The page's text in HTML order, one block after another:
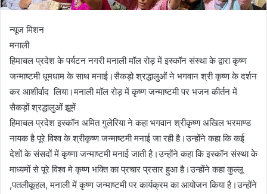
न्यूज मिशन
मनाली
हिमाचल प्रदेश के पर्यटन नगरी मनाली मॉल रोड़ में इस्कॉन संस्था के द्वारा कृष्ण
जन्माष्टमी धूमधाम के साथ मनाई।सैकड़ो श्रद्धालुओं ने भगवान श्री कृष्ण के दर्शन
कर आशीर्वाद लिया।मनाली मॉल रोड़ में कृष्ण जन्माष्टमी पर भजन कीर्तन में
सैकड़ों श्रद्धालुओं झूमें
हिमाचल प्रदेश इस्कॉन अमित गुलेरिया ने कहा भगवान श्रीकृष्ण अखिल भरमाण्ड
नायक है पूरे विश्व के श्रीकृष्ण जन्माष्टमी मनाई जा रही है।उन्होंने कहा कि कई
देशों के संसदों में कृष्णा जन्माष्टमी मनाई जाती है।उन्होंने कहा कि इस्कॉन संस्था के
माध्यमों से पूरे विश्व मे कृष्ण भक्ति का प्रचार प्रसार हुआ है।उन्होंने कहा कुल्लू
,पतलीकूहल, मनाली में कृष्ण जन्माष्टमी पर कार्यक्रम का आयोजन किया है।उन्होंने